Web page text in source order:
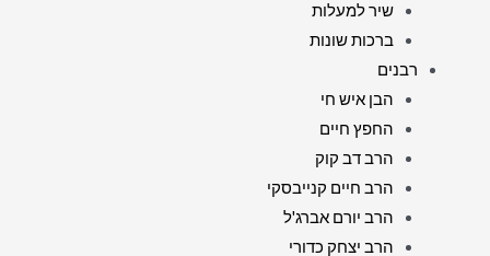
שיר למעלות
ברכות שונות
רבנים
הבן איש חי
החפץ חיים
הרב דב קוק
הרב חיים קנייבסקי
הרב יורם אברג'ל
הרב יצחק כדורי